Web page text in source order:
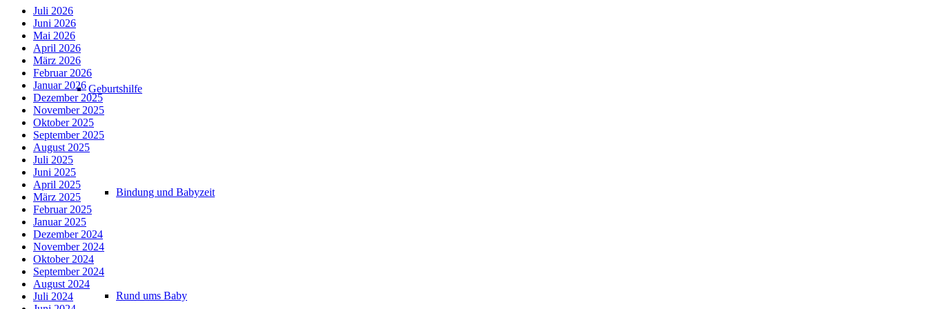
Geburtshilfe
Bindung und Babyzeit
Rund ums Baby
Juli 2026
Juni 2026
Mai 2026
April 2026
März 2026
Februar 2026
Januar 2026
Dezember 2025
November 2025
Oktober 2025
September 2025
August 2025
Juli 2025
Juni 2025
April 2025
März 2025
Februar 2025
Januar 2025
Dezember 2024
November 2024
Oktober 2024
September 2024
August 2024
Juli 2024